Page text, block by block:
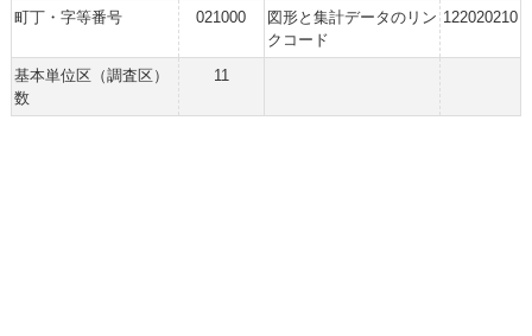
町丁・字等番号 021000
図形と集計データのリン
クコード
122020210
基本単位区（調査区）
数
11